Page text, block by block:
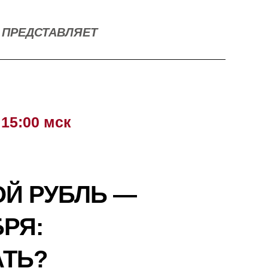
РУБЛЬ —
мск
ПРЕДСТАВЛЯЕТ